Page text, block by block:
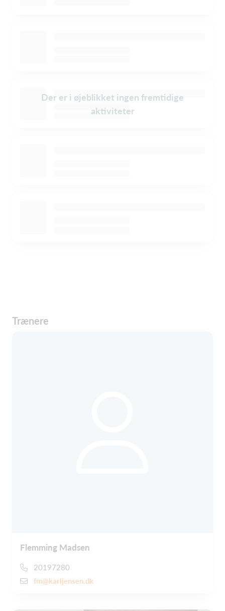
Der er i øjeblikket ingen fremtidige
aktiviteter
Trænere
Flemming Madsen
20197280
fm@karljensen.dk